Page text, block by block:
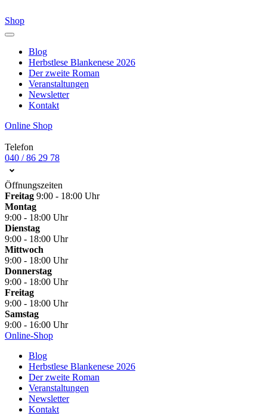
Shop
Blog
Herbstlese Blankenese 2026
Der zweite Roman
Veranstaltungen
Newsletter
Kontakt
Online Shop
Telefon
040 / 86 29 78
Öffnungszeiten
Freitag 9:00 - 18:00 Uhr
Montag
9:00 - 18:00 Uhr
Dienstag
9:00 - 18:00 Uhr
Mittwoch
9:00 - 18:00 Uhr
Donnerstag
9:00 - 18:00 Uhr
Freitag
9:00 - 18:00 Uhr
Samstag
9:00 - 16:00 Uhr
Online-Shop
Blog
Herbstlese Blankenese 2026
Der zweite Roman
Veranstaltungen
Newsletter
Kontakt